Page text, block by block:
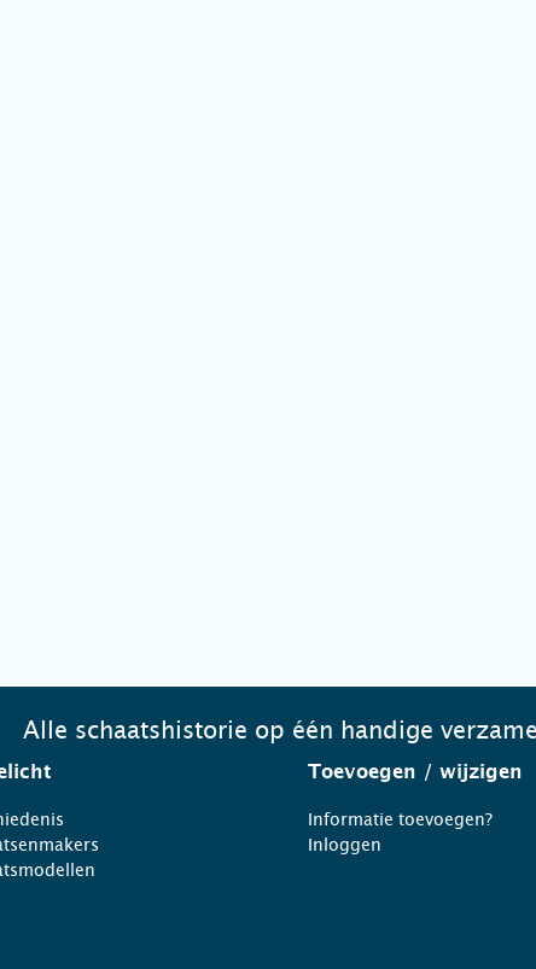
Alle schaatshistorie op één handige
Toevoegen / wijzigen
Informatie toevoegen?
Inloggen